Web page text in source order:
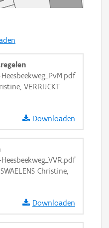
VERRIJCKT
Downloaden
Christine,
Downloaden